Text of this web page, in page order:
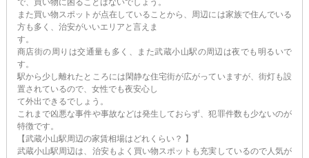
で、買い物に困ることはないでしょう。
また買い物スポットが点在していることから、周辺には家族で住んでいる
方も多く、治安がいいエリアと言えま
す。
商店街の周りは交通量も多く、また武蔵小山駅の周辺は夜でも明るいで
す。
駅から少し離れたところには閑静な住宅街が広がっていますが、街灯も設
置されているので、女性でも夜安心し
て外出できるでしょう。
これまで凶悪な事件や事故などは発生しておらず、犯罪件数も少ないのが
特徴です。
【武蔵小山駅周辺の家賃相場はどれくらい？ 】
武蔵小山駅周辺は、治安もよく買い物スポットも充実しているので人気が